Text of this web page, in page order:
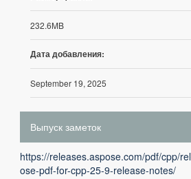
232.6MB
Дата добавления:
September 19, 2025
Выпуск заметок
https://releases.aspose.com/pdf/cpp/
ose-pdf-for-cpp-25-9-release-notes/